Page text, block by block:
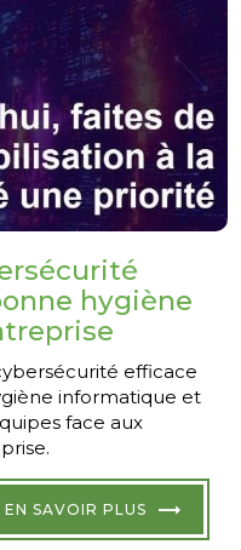
hygiène
efficace
informatique et
face aux
EN SAVOIR PLUS